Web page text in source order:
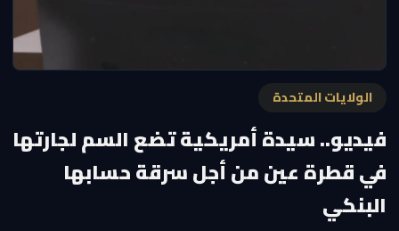
الولايات المتحدة
فيديو.. سيدة أمريكية تضع السم لجارتها
في قطرة عين من أجل سرقة حسابها
البنكي